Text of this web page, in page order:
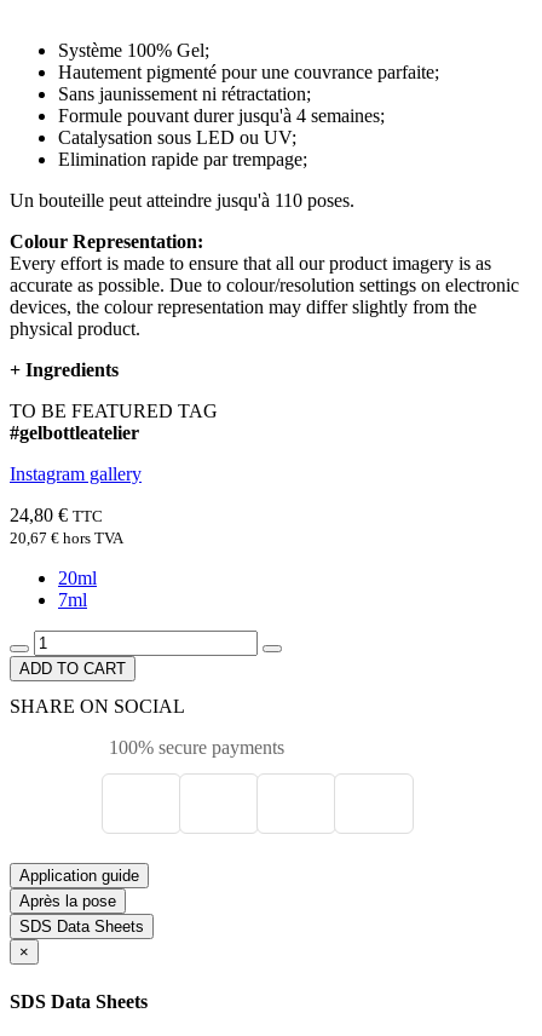
Système 100% Gel;
Hautement pigmenté pour une couvrance parfaite;
Sans jaunissement ni rétractation;
Formule pouvant durer jusqu'à 4 semaines;
Catalysation sous LED ou UV;
Elimination rapide par trempage;
Un bouteille peut atteindre jusqu'à 110 poses.
Colour Representation:
Every effort is made to ensure that all our product imagery is as
accurate as possible. Due to colour/resolution settings on electronic
devices, the colour representation may differ slightly from the
physical product.
+ Ingredients
TO BE FEATURED TAG
#gelbottleatelier
Instagram gallery
24,80 € TTC
20,67 € hors TVA
20ml
7ml
ADD TO CART
SHARE ON SOCIAL
100% secure payments
Application guide
Après la pose
SDS Data Sheets
×
SDS Data Sheets